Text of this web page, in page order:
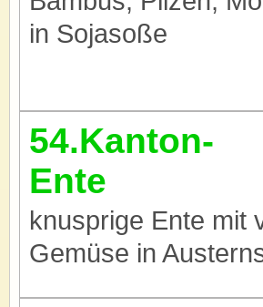
in Sojasoße
54.Kanton-
Ente
knusprige Ente mit
Gemüse in